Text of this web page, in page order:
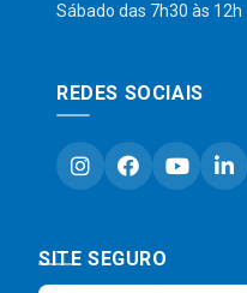
Sábado das 7h30 às 12h
REDES SOCIAIS
SITE SEGURO